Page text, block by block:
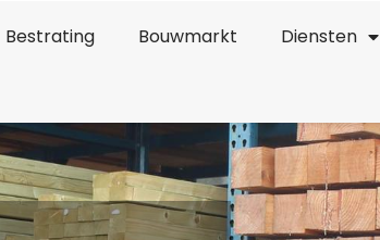
Bestrating Bouwmarkt Diensten